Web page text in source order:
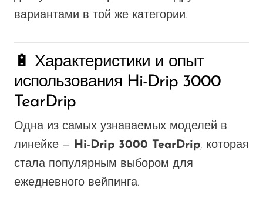
вариантами в той же категории.
🔋 Характеристики и опыт
использования Hi-Drip 3000
TearDrip
Одна из самых узнаваемых моделей в
линейке — Hi-Drip 3000 TearDrip, которая
стала популярным выбором для
ежедневного вейпинга.